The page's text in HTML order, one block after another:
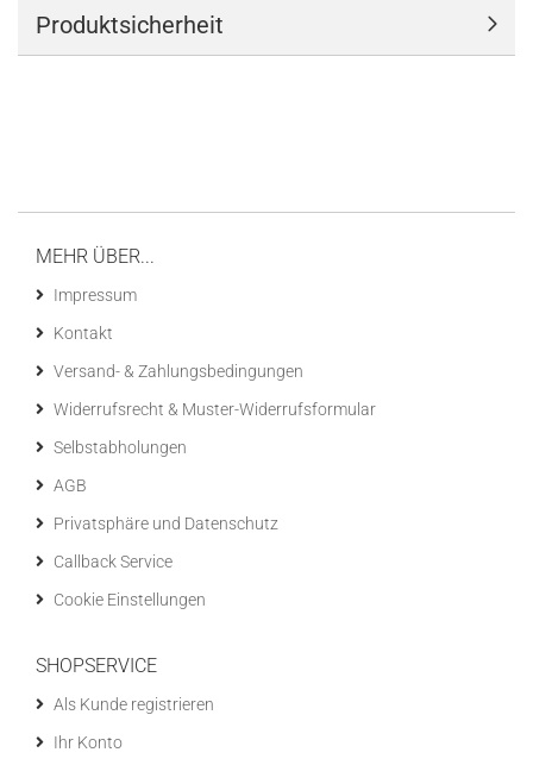
Produktsicherheit
MEHR ÜBER...
Impressum
Kontakt
Versand- & Zahlungsbedingungen
Widerrufsrecht & Muster-Widerrufsformular
Selbstabholungen
AGB
Privatsphäre und Datenschutz
Callback Service
Cookie Einstellungen
SHOPSERVICE
Als Kunde registrieren
Ihr Konto